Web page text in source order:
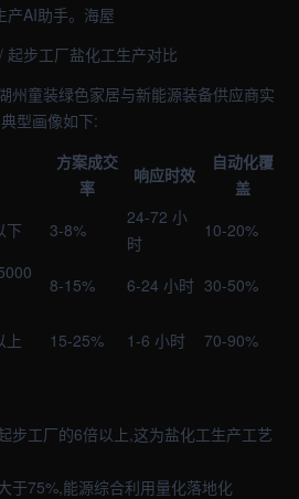
产AI助手。海屋
起步工厂盐化工生产对比
州童装绿色家居与新能源装备供应商实
型画像如下:
方案成交
率
响应时效
自动化覆
盖
下 3-8%
24-72 小
时
10-20%
8-15% 6-24 小时 30-50%
上 15-25% 1-6 小时 70-90%
步工厂的6倍以上,这为盐化工生产工艺
于75%,能源综合利用量化落地化